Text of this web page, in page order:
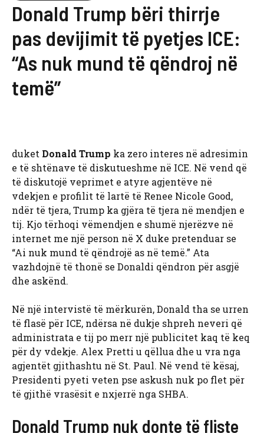
Donald Trump bëri thirrje
pas devijimit të pyetjes ICE:
“As nuk mund të qëndroj në
temë”
duket Donald Trump ka zero interes në adresimin
e të shtënave të diskutueshme në ICE. Në vend që
të diskutojë veprimet e atyre agjentëve në
vdekjen e profilit të lartë të Renee Nicole Good,
ndër të tjera, Trump ka gjëra të tjera në mendjen e
tij. Kjo tërhoqi vëmendjen e shumë njerëzve në
internet me një person në X duke pretenduar se
“Ai nuk mund të qëndrojë as në temë.” Ata
vazhdojnë të thonë se Donaldi qëndron për asgjë
dhe askënd.
Në një intervistë të mërkurën, Donald tha se urren
të flasë për ICE, ndërsa në dukje shpreh neveri që
administrata e tij po merr një publicitet kaq të keq
për dy vdekje. Alex Pretti u qëllua dhe u vra nga
agjentët gjithashtu në St. Paul. Në vend të kësaj,
Presidenti pyeti veten pse askush nuk po flet për
të gjithë vrasësit e nxjerrë nga SHBA.
Donald Trump nuk donte të fliste